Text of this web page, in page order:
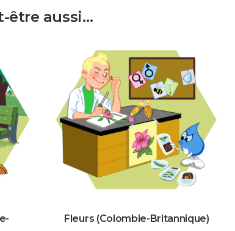
être aussi…
Fleurs (Colombie-Britannique)